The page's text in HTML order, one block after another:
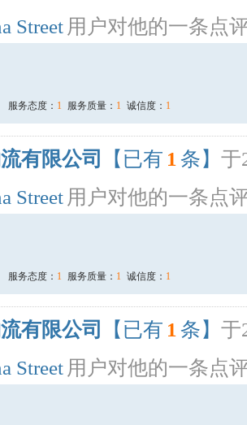
Street 用户对他的一条点
服务态度： 1 服务质量： 1 诚信度： 1
有限公司 【已有 1 条】 于
Street 用户对他的一条点
服务态度： 1 服务质量： 1 诚信度： 1
有限公司 【已有 1 条】 于
Street 用户对他的一条点